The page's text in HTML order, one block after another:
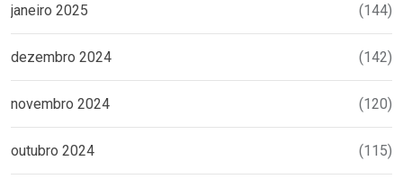
janeiro 2025 (144)
dezembro 2024 (142)
novembro 2024 (120)
outubro 2024 (115)